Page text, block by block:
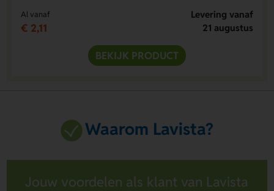
Al vanaf
€ 2,11
Levering vanaf
21 augustus
BEKIJK PRODUCT
Waarom Lavista?
Jouw voordelen als klant van Lavista